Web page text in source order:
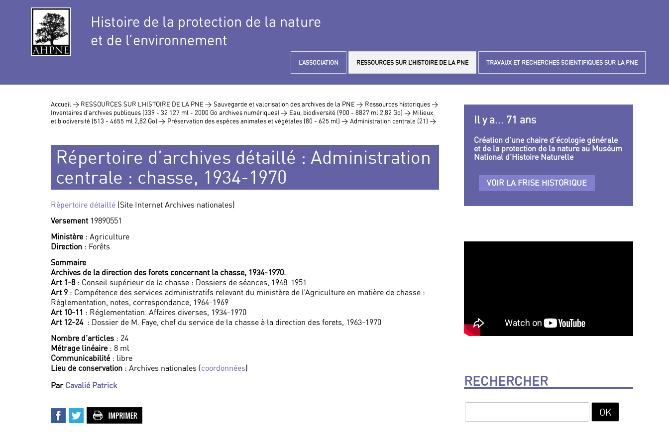
Histoire de la protection de la nature
et de l’environnement
L’ASSOCIATION RESSOURCES SUR L’HISTOIRE DE LA PNE TRAVAUX ET RECHERCHES SCIENTIFIQUES SUR LA PNE
Accueil > RESSOURCES SUR L’HISTOIRE DE LA PNE > Sauvegarde et valorisation des archives de la PNE > Ressources historiques >
Inventaires d’archives publiques (339 - 32 127 ml - 2000 Go archives numériques) > Eau, biodiversité (900 - 8827 ml 2,82 Go) > Milieux
et biodiversité (513 - 4655 ml 2,82 Go) > Préservation des espèces animales et végétales (80 - 625 ml) > Administration centrale (21) >
Répertoire d’archives détaillé : Administration
centrale : chasse, 1934-1970
Répertoire détaillé (Site Internet Archives nationales)
Versement 19890551
Ministère: Agriculture
Direction : Forêts
Sommaire
Archives de la direction des forets concernant la chasse, 1934-1970.
Art 1-8: Conseil supérieur de la chasse : Dossiers de séances, 1948-1951
Art 9 : Compétence des services administratifs relevant du ministère de l’Agriculture en matière de chasse :
Réglementation, notes, correspondance, 1964-1969
Art 10-11 : Réglementation. Affaires diverses, 1934-1970
Art 12-24 : Dossier de M. Faye, chef du service de la chasse à la direction des forets, 1963-1970
Nombre d’articles : 24
Métrage linéaire: 8 ml
Communicabilité: libre
Lieu de conservation : Archives nationales (coordonnées)
Par Cavalié Patrick
Il y a... 71 ans
Création d’une chaire d’écologie générale
et de la protection de la nature au Muséum
National d’Histoire Naturelle
VOIR LA FRISE HISTORIQUE
RECHERCHER